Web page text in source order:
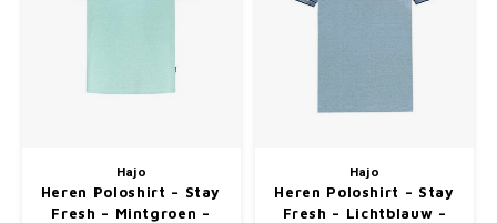
Hajo
Heren Poloshirt – Stay
Fresh – Mintgroen –
Hajo
Heren Poloshirt – Stay
Fresh – Lichtblauw –